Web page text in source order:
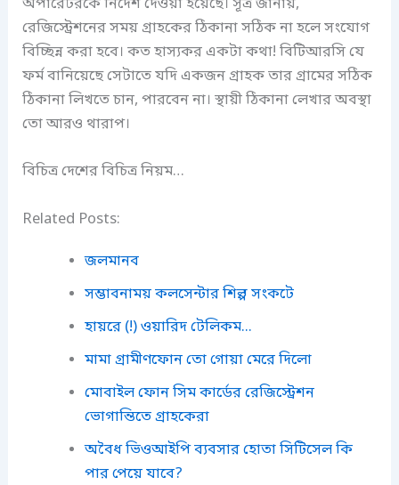
অপারেটরকে নির্দেশ দেওয়া হয়েছে। সূত্র জানায়,
রেজিস্ট্রেশনের সময় গ্রাহকের ঠিকানা সঠিক না হলে সংযোগ
বিচ্ছিন্ন করা হবে। কত হাস্যকর একটা কথা! বিটিআরসি যে
ফর্ম বানিয়েছে সেটাতে যদি একজন গ্রাহক তার গ্রামের সঠিক
ঠিকানা লিখতে চান, পারবেন না। স্থায়ী ঠিকানা লেখার অবস্থা
তো আরও থারাপ।
বিচিত্র দেশের বিচিত্র নিয়ম…
Related Posts:
জলমানব
সম্ভাবনাময় কলসেন্টার শিল্প সংকটে
হায়রে (!) ওয়ারিদ টেলিকম...
মামা গ্রামীণফোন তো গোয়া মেরে দিলো
মোবাইল ফোন সিম কার্ডের রেজিস্ট্রেশন
ভোগান্তিতে গ্রাহকেরা
অবৈধ ভিওআইপি ব্যবসার হোতা সিটিসেল কি
পার পেয়ে যাবে?